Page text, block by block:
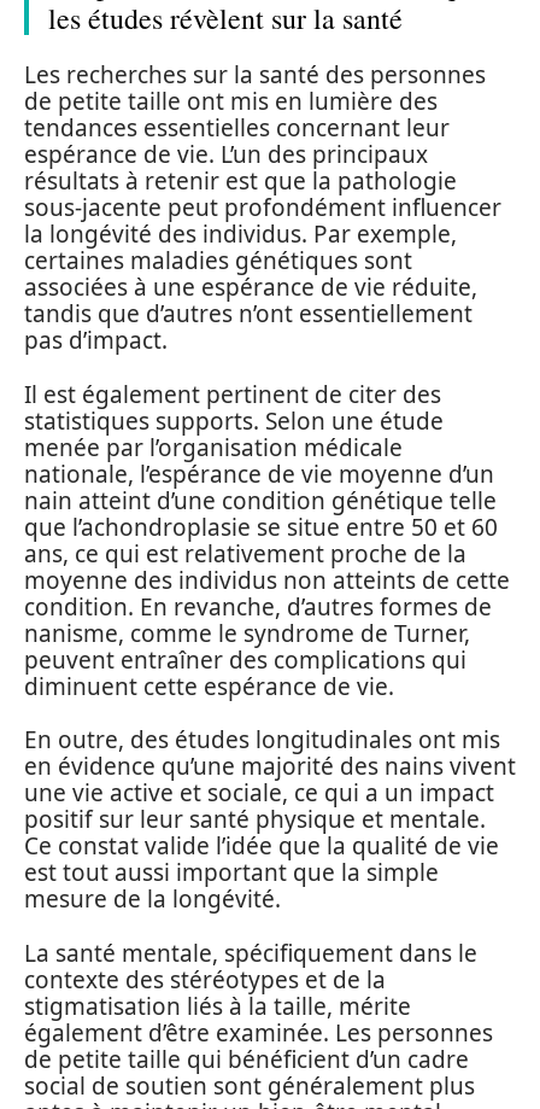
les études révèlent sur la santé
Les recherches sur la santé des personnes
de petite taille ont mis en lumière des
tendances essentielles concernant leur
espérance de vie. L’un des principaux
résultats à retenir est que la pathologie
sous-jacente peut profondément influencer
la longévité des individus. Par exemple,
certaines maladies génétiques sont
associées à une espérance de vie réduite,
tandis que d’autres n’ont essentiellement
pas d’impact.
Il est également pertinent de citer des
statistiques supports. Selon une étude
menée par l’organisation médicale
nationale, l’espérance de vie moyenne d’un
nain atteint d’une condition génétique telle
que l’achondroplasie se situe entre 50 et 60
ans, ce qui est relativement proche de la
moyenne des individus non atteints de cette
condition. En revanche, d’autres formes de
nanisme, comme le syndrome de Turner,
peuvent entraîner des complications qui
diminuent cette espérance de vie.
En outre, des études longitudinales ont mis
en évidence qu’une majorité des nains vivent
une vie active et sociale, ce qui a un impact
positif sur leur santé physique et mentale.
Ce constat valide l’idée que la qualité de vie
est tout aussi important que la simple
mesure de la longévité.
La santé mentale, spécifiquement dans le
contexte des stéréotypes et de la
stigmatisation liés à la taille, mérite
également d’être examinée. Les personnes
de petite taille qui bénéficient d’un cadre
social de soutien sont généralement plus